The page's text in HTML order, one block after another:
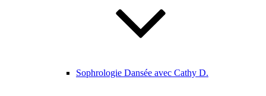
Sophrologie Dansée avec Cathy D.